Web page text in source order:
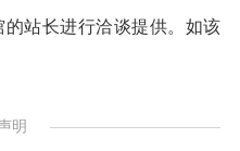
站长进行洽谈提供。如该
明